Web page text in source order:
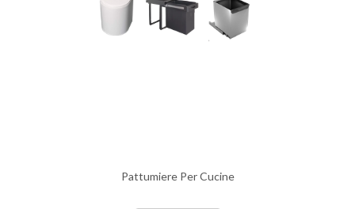
Pattumiere Per Cucine